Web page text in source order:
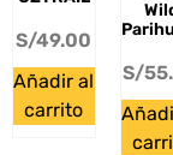
S/49.00
Añadir al
carrito
S/